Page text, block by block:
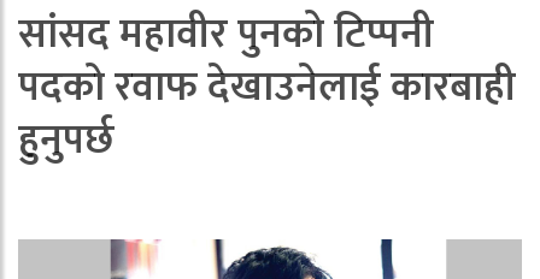
सांसद महावीर पुनको टिप्पनी
पदको रवाफ देखाउनेलाई कारबाही
हुनुपर्छ